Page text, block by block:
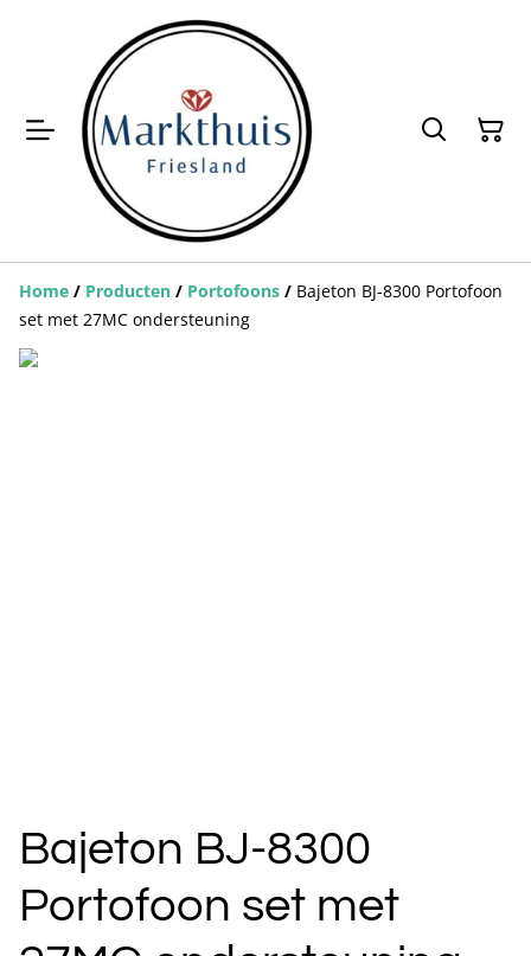
Home / Producten / Portofoons / Bajeton BJ-8300 Portofoon
set met 27MC ondersteuning
Bajeton BJ-8300
Portofoon set met